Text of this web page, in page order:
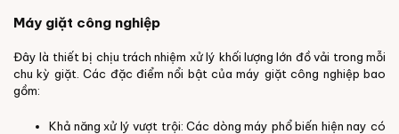
Máy giặt công nghiệp
Đây là thiết bị chịu trách nhiệm xử lý khối lượng lớn đồ vải trong mỗi
chu kỳ giặt. Các đặc điểm nổi bật của máy giặt công nghiệp bao
gồm:
Khả năng xử lý vượt trội: Các dòng máy phổ biến hiện nay có